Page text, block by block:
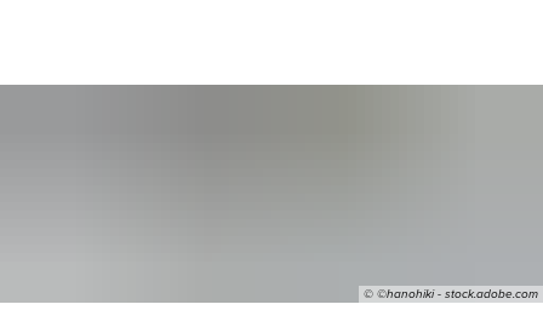
© ©hanohiki - stock.adobe.com